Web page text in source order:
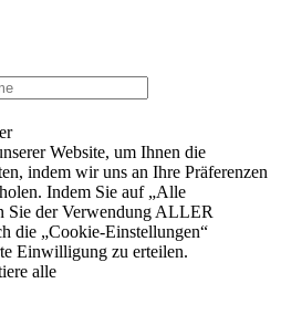
Website, um Ihnen die
indem wir uns an Ihre Präferenzen
Indem Sie auf „Alle
Sie der Verwendung ALLER
die „Cookie-Einstellungen“
Einwilligung zu erteilen.
alle